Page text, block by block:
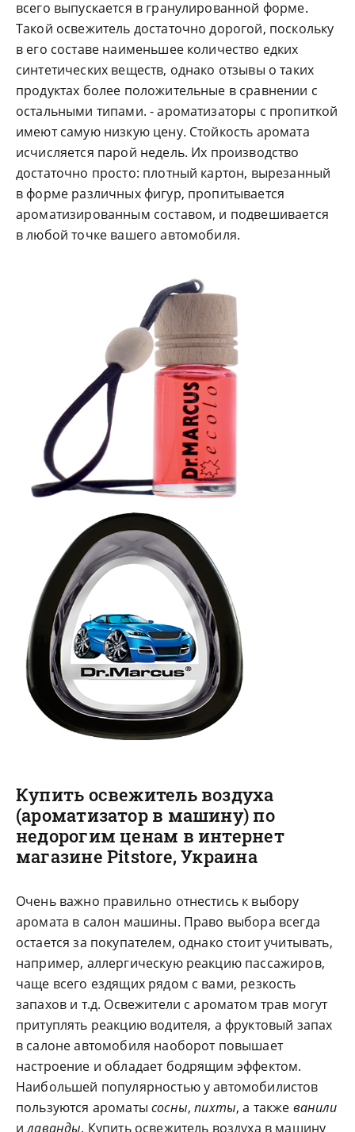
всего выпускается в гранулированной форме.
Такой освежитель достаточно дорогой, поскольку
в его составе наименьшее количество едких
синтетических веществ, однако отзывы о таких
продуктах более положительные в сравнении с
остальными типами. - ароматизаторы с пропиткой
имеют самую низкую цену. Стойкость аромата
исчисляется парой недель. Их производство
достаточно просто: плотный картон, вырезанный
в форме различных фигур, пропитывается
ароматизированным составом, и подвешивается
в любой точке вашего автомобиля.
Купить освежитель воздуха
(ароматизатор в машину) по
недорогим ценам в интернет
магазине Pitstore, Украина
Очень важно правильно отнестись к выбору
аромата в салон машины. Право выбора всегда
остается за покупателем, однако стоит учитывать,
например, аллергическую реакцию пассажиров,
чаще всего ездящих рядом с вами, резкость
запахов и т.д. Освежители с ароматом трав могут
притуплять реакцию водителя, а фруктовый запах
в салоне автомобиля наоборот повышает
настроение и обладает бодрящим эффектом.
Наибольшей популярностью у автомобилистов
пользуются ароматысосны,пихты, а также ванили
илаванды. Купить освежитель воздуха в машину